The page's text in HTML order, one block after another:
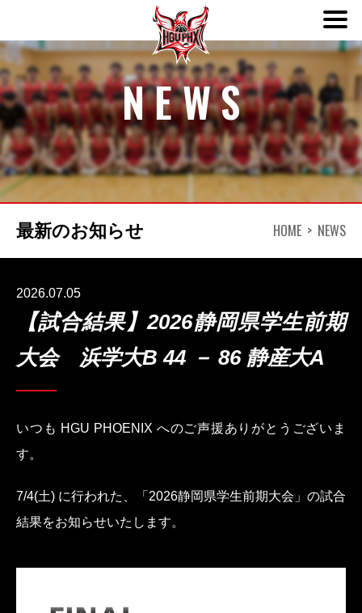
ABOUT
TEAM
SCHEDULE
NEWS
CONTACT
NEWS
最新のお知らせ HOME NEWS
2026.07.05
【試合結果】2026静岡県学生前期
大会 浜学大B 44 － 86 静産大A
いつも HGU PHOENIX へのご声援ありがとうございま
す。
7/4(土) に行われた、「2026静岡県学生前期大会」の試合
結果をお知らせいたします。